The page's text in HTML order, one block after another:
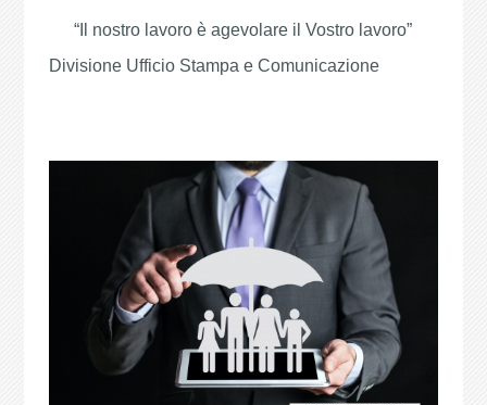
“Il nostro lavoro è agevolare il Vostro lavoro”
Divisione Ufficio Stampa e Comunicazione